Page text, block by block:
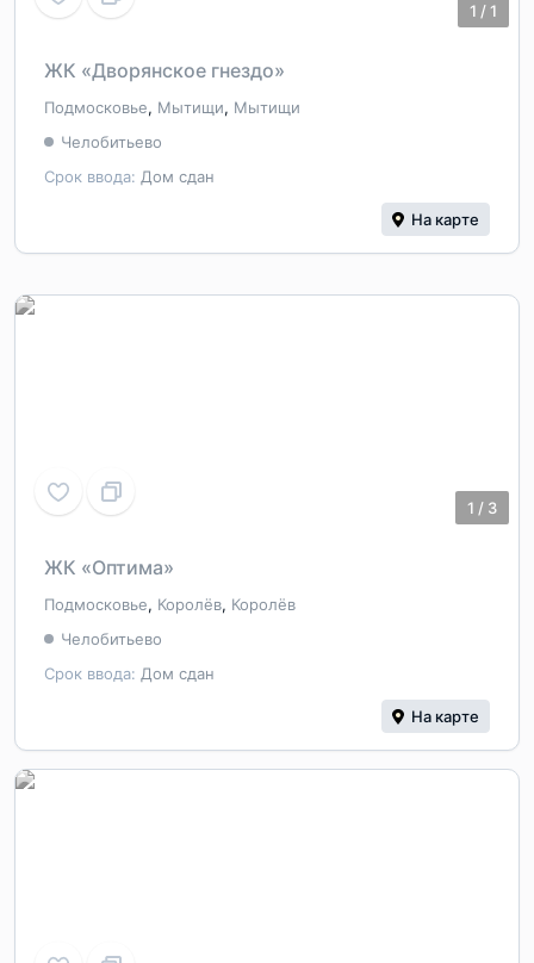
1 /1
ЖК «Дворянское гнездо»
Подмосковье, Мытищи, Мытищи
Срок ввода: Дом сдан
Челобитьево
На карте
1 / 3
ЖК «Оптима»
Подмосковье, Королёв, Королёв
Срок ввода: Дом сдан
Челобитьево
На карте